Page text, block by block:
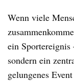
Wenn viele
ein Sportereignis
sondern ein
gelungenes